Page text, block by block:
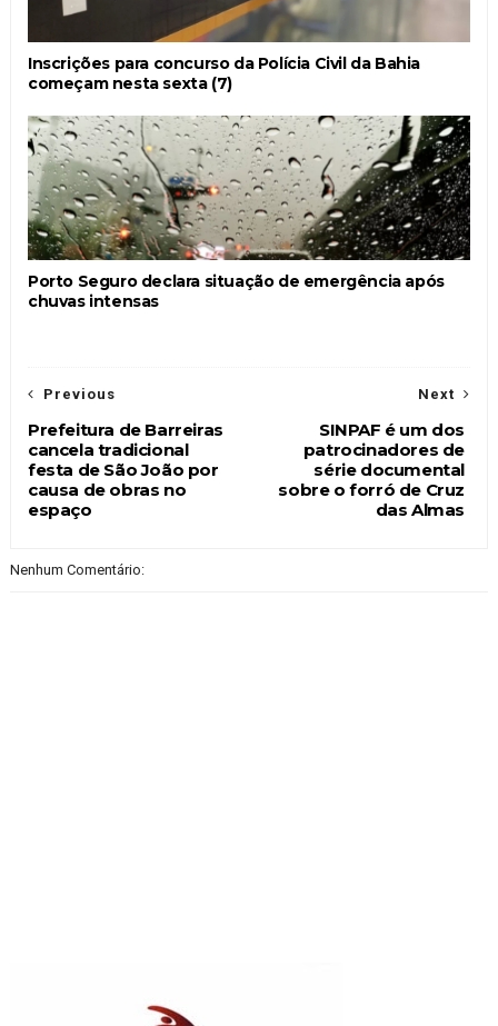
Inscrições para concurso da Polícia Civil da Bahia
começam nesta sexta (7)
Porto Seguro declara situação de emergência após
chuvas intensas
Next
SINPAF é um dos
patrocinadores de
série documental
sobre o forró de Cruz
das Almas
Previous
Prefeitura de Barreiras
cancela tradicional
festa de São João por
causa de obras no
espaço
Nenhum Comentário: